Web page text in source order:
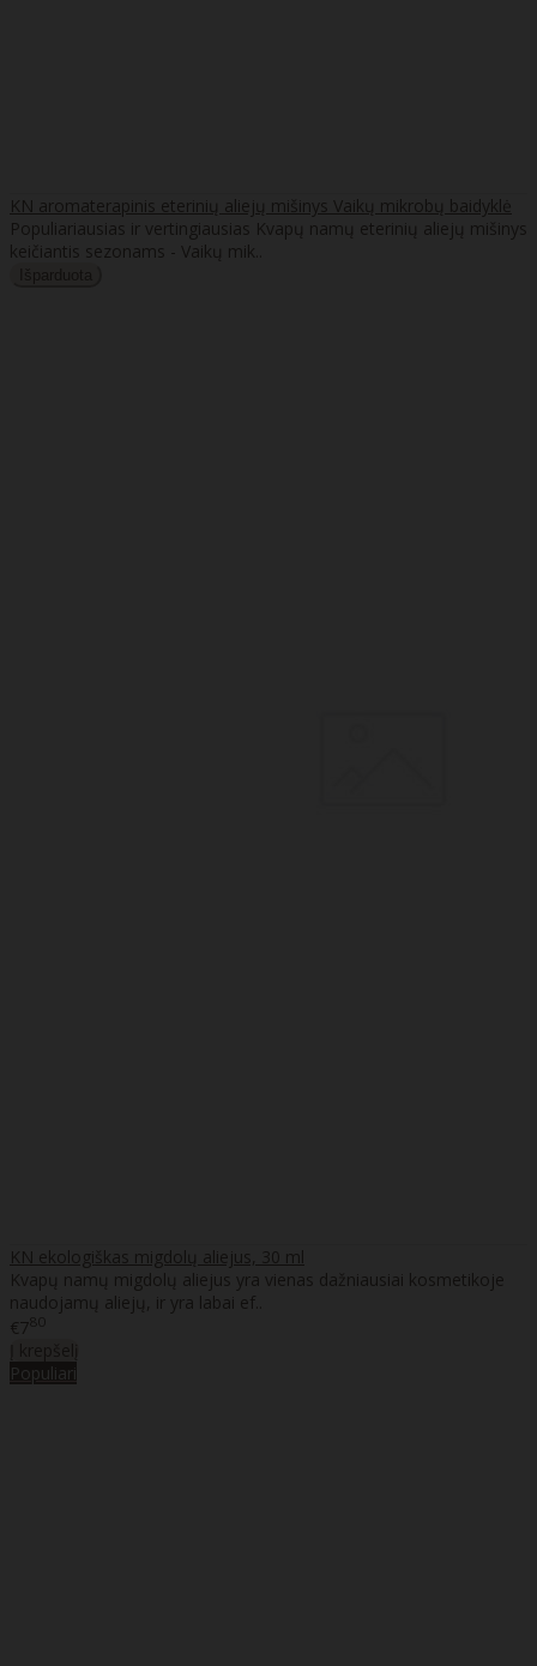
KN aromaterapinis eterinių aliejų mišinys Vaikų mikrobų baidyklė
Populiariausias ir vertingiausias Kvapų namų eterinių aliejų mišinys
keičiantis sezonams - Vaikų mik..
KN ekologiškas migdolų aliejus, 30 ml
Kvapų namų migdolų aliejus yra vienas dažniausiai kosmetikoje
naudojamų aliejų, ir yra labai ef..
€780
Populiari